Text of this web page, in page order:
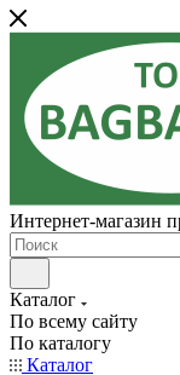
Интернет-магазин
Каталог
По всему сайту
По каталогу
Каталог